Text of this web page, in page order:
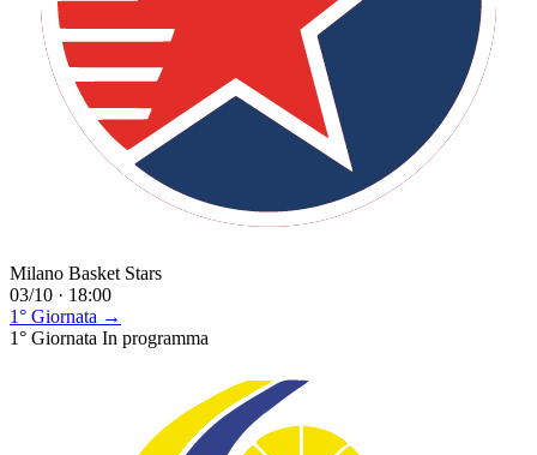
Milano Basket Stars
03/10 · 18:00
1° Giornata →
1° Giornata In programma